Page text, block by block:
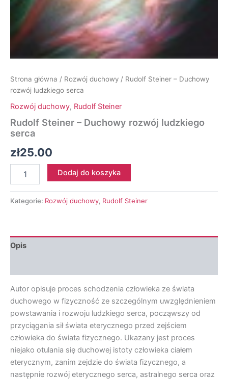
Strona główna / Rozwój duchowy / Rudolf Steiner – Duchowy
rozwój ludzkiego serca
Rozwój duchowy, Rudolf Steiner
Rudolf Steiner – Duchowy rozwój ludzkiego
serca
zł25.00
Rudolf
-
serca
Dodaj do koszyka
Kategorie: Rozwój duchowy, Rudolf Steiner
Opis
Autor opisuje proces schodzenia człowieka ze świata
duchowego w fizyczność ze szczególnym uwzględnieniem
powstawania i rozwoju ludzkiego serca, począwszy od
przyciągania sił świata eterycznego przed zejściem
człowieka do świata fizycznego. Ukazany jest proces
niejako otulania się duchowej istoty człowieka ciałem
eterycznym, zanim zejdzie do świata fizycznego, a
następnie rozwój eterycznego serca, astralnego serca oraz